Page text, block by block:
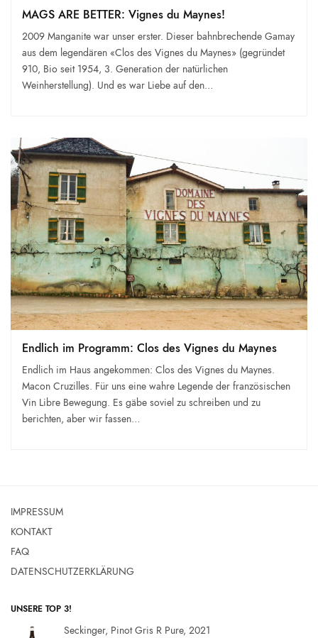
MAGS ARE BETTER: Vignes du Maynes!
2009 Manganite war unser erster. Dieser bahnbrechende Gamay
aus dem legendären «Clos des Vignes du Maynes» (gegründet
910, Bio seit 1954, 3. Generation der natürlichen
Weinherstellung). Und es war Liebe auf den…
Endlich im Programm: Clos des Vignes du Maynes
Endlich im Haus angekommen: Clos des Vignes du Maynes.
Macon Cruzilles. Für uns eine wahre Legende der französischen
Vin Libre Bewegung. Es gäbe soviel zu schreiben und zu
berichten, aber wir fassen…
IMPRESSUM
KONTAKT
FAQ
DATENSCHUTZERKLÄRUNG
UNSERE TOP 3!
Seckinger, Pinot Gris R Pure, 2021